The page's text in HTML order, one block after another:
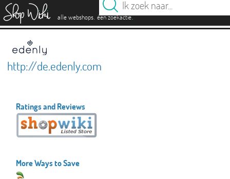
alle webshops. één zoekactie.
http://de.edenly.com
Ratings and Reviews
More Ways to Save